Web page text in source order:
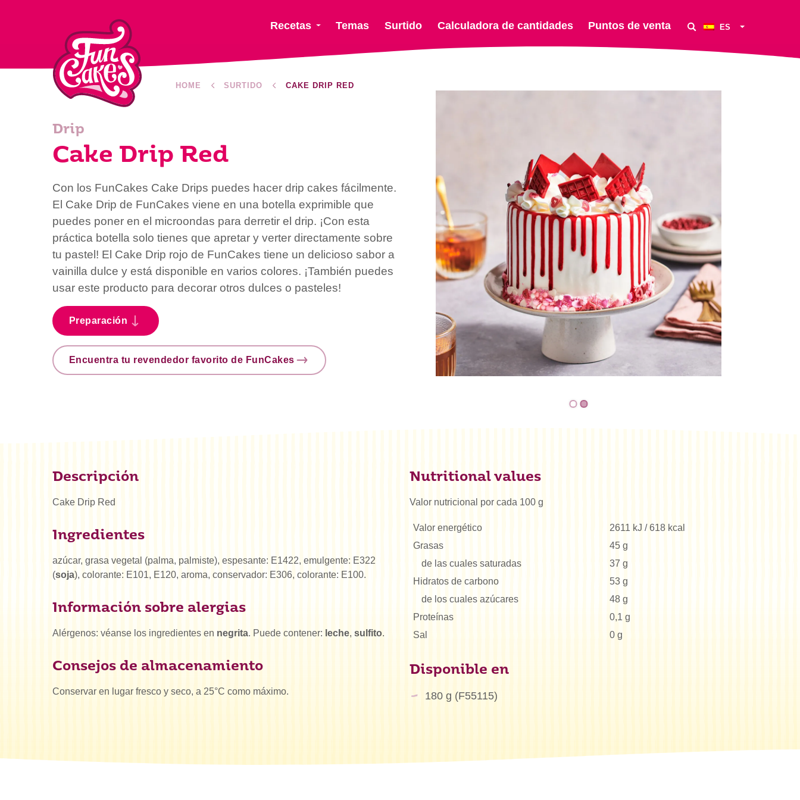
Recetas Temas Surtido Calculadora de cantidades Puntos de venta ES
HOME SURTIDO CAKE DRIP RED
Drip
Cake Drip Red
Con los FunCakes Cake Drips puedes hacer drip cakes fácilmente.
El Cake Drip de FunCakes viene en una botella exprimible que
puedes poner en el microondas para derretir el drip. ¡Con esta
práctica botella solo tienes que apretar y verter directamente sobre
tu pastel! El Cake Drip rojo de FunCakes tiene un delicioso sabor a
vainilla dulce y está disponible en varios colores. ¡También puedes
usar este producto para decorar otros dulces o pasteles!
Preparación
Encuentra tu revendedor favorito de FunCakes
Descripción
Cake Drip Red
Ingredientes
azúcar, grasa vegetal (palma, palmiste), espesante: E1422, emulgente: E322
(soja), colorante: E101, E120, aroma, conservador: E306, colorante: E100.
Información sobre alergias
Alérgenos: véanse los ingredientes en negrita. Puede contener: leche, sulfito.
Consejos de almacenamiento
Conservar en lugar fresco y seco, a 25°C como máximo.
Nutritional values
Valor nutricional por cada 100 g
Valor energético
2611 kJ / 618 kcal
Grasas
45 g
de las cuales saturadas
37 g
Hidratos de carbono
53 g
de los cuales azúcares
48 g
Proteínas
0,1 g
Sal
0 g
Disponible en
180 g (F55115)